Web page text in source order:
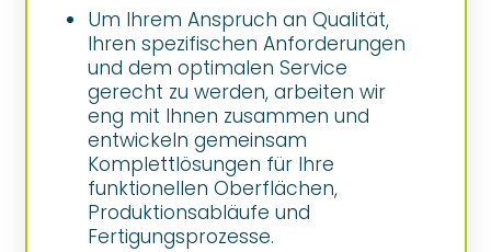
Um Ihrem Anspruch an Qualität,
Ihren spezifischen Anforderungen
und dem optimalen Service
gerecht zu werden, arbeiten wir
eng mit Ihnen zusammen und
entwickeln gemeinsam
Komplettlösungen für Ihre
funktionellen Oberflächen,
Produktionsabläufe und
Fertigungsprozesse.